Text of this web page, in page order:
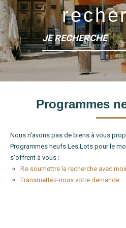
JE RECHERCHE
Type de bien
Localité
Programmes
Nous n'avons pas de biens à vous
Programmes neufs Les Lots pour le
s'offrent à vous :
Re-soumettre la recherche avec
Transmettez-nous votre demande